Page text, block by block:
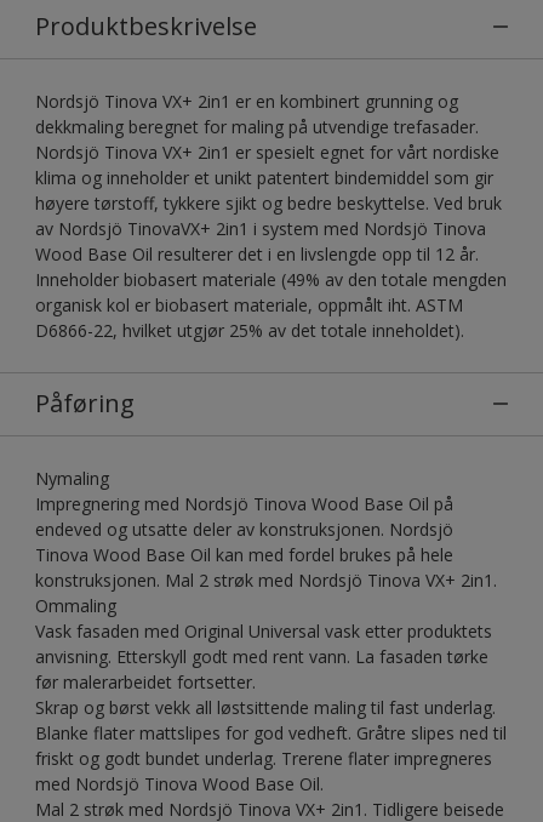
Produktbeskrivelse
Nordsjö Tinova VX+ 2in1 er en kombinert grunning og
dekkmaling beregnet for maling på utvendige trefasader.
Nordsjö Tinova VX+ 2in1 er spesielt egnet for vårt nordiske
klima og inneholder et unikt patentert bindemiddel som gir
høyere tørstoff, tykkere sjikt og bedre beskyttelse. Ved bruk
av Nordsjö TinovaVX+ 2in1 i system med Nordsjö Tinova
Wood Base Oil resulterer det i en livslengde opp til 12 år.
Inneholder biobasert materiale (49% av den totale mengden
organisk kol er biobasert materiale, oppmålt iht. ASTM
D6866-22, hvilket utgjør 25% av det totale inneholdet).
Påføring
Nymaling
Impregnering med Nordsjö Tinova Wood Base Oil på
endeved og utsatte deler av konstruksjonen. Nordsjö
Tinova Wood Base Oil kan med fordel brukes på hele
konstruksjonen. Mal 2 strøk med Nordsjö Tinova VX+ 2in1.
Ommaling
Vask fasaden med Original Universal vask etter produktets
anvisning. Etterskyll godt med rent vann. La fasaden tørke
før malerarbeidet fortsetter.
Skrap og børst vekk all løstsittende maling til fast underlag.
Blanke flater mattslipes for god vedheft. Gråtre slipes ned til
friskt og godt bundet underlag. Trerene flater impregneres
med Nordsjö Tinova Wood Base Oil.
Mal 2 strøk med Nordsjö Tinova VX+ 2in1. Tidligere beisede